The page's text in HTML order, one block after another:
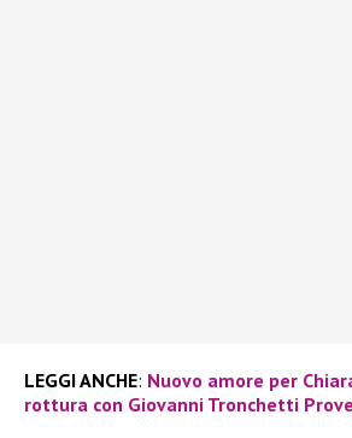
LEGGI ANCHE: Nuovo amore per
rottura con Giovanni Tronchetti